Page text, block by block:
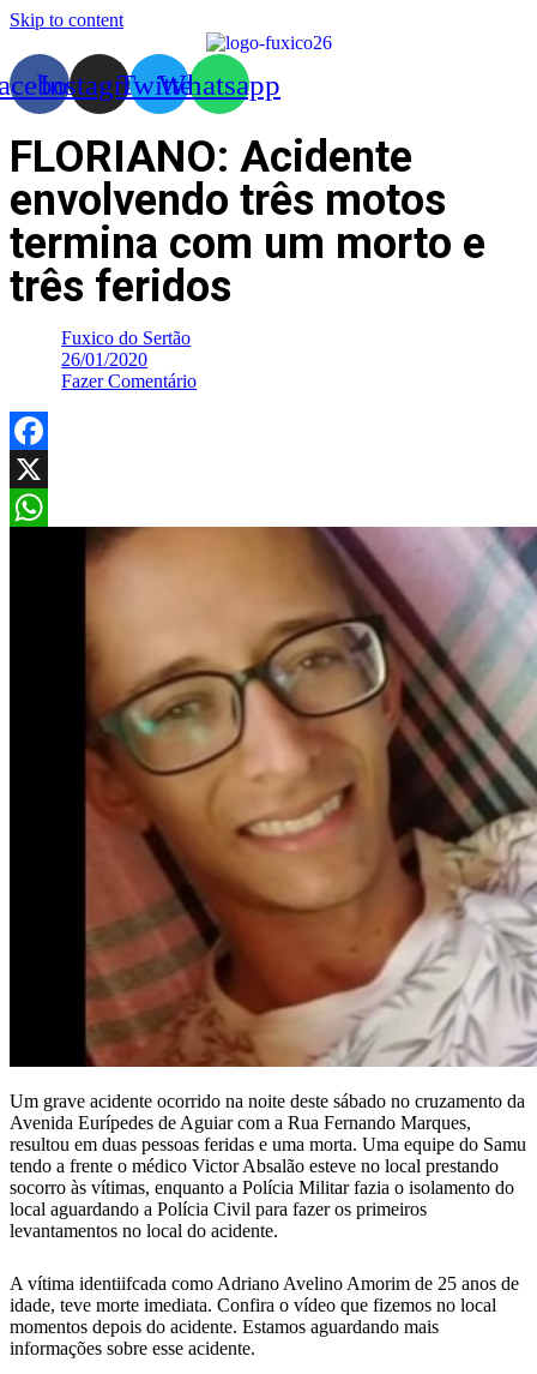
Skip to content
InstagramTwitterWhatsapp
FLORIANO: Acidente
envolvendo três motos
termina com um morto e
três feridos
Fuxico do Sertão
26/01/2020
Fazer Comentário
Facebook
X
WhatsApp
Um grave acidente ocorrido na noite deste sábado no cruzamento da
Avenida Eurípedes de Aguiar com a Rua Fernando Marques,
resultou em duas pessoas feridas e uma morta. Uma equipe do Samu
tendo a frente o médico Victor Absalão esteve no local prestando
socorro às vítimas, enquanto a Polícia Militar fazia o isolamento do
local aguardando a Polícia Civil para fazer os primeiros
levantamentos no local do acidente.
A vítima identiifcada como Adriano Avelino Amorim de 25 anos de
idade, teve morte imediata. Confira o vídeo que fizemos no local
momentos depois do acidente. Estamos aguardando mais
informações sobre esse acidente.